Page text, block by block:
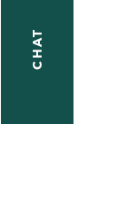
CHAT